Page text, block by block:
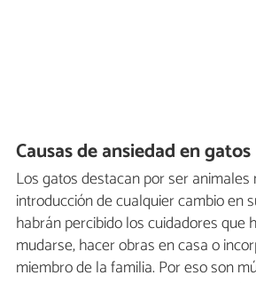
Causas de ansiedad en gatos
Los gatos destacan por ser
introducción de cualquier cambio en
habrán percibido los cuidadores que
mudarse, hacer obras en casa o
miembro de la familia. Por eso son